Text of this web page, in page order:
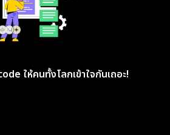
ให้คนทั้งโลกเข้าใจกันเถอะ!